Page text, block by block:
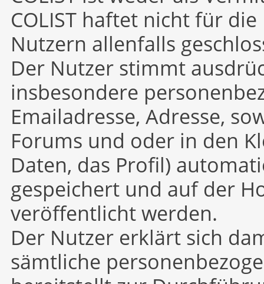
COLIST haftet nicht für
Nutzern allenfalls
Der Nutzer stimmt
insbesondere
Emailadresse, Adresse,
Forums und oder in den
Daten, das Profil)
gespeichert und auf der
veröffentlicht werden.
Der Nutzer erklärt sich
sämtliche